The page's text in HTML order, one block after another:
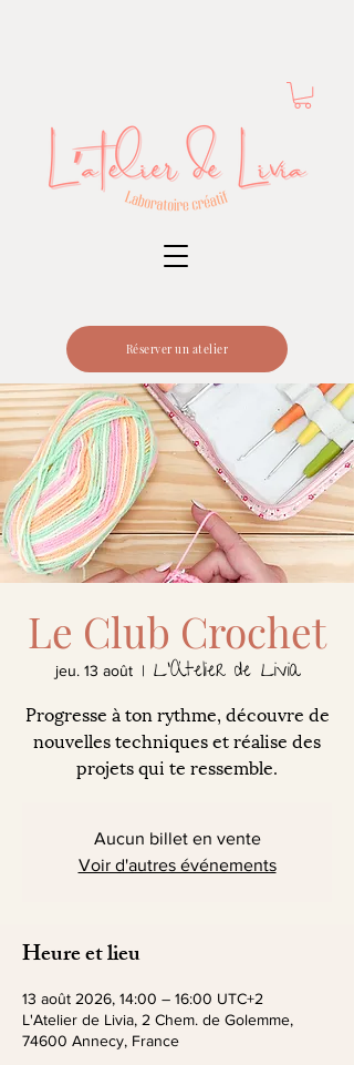
Réserver un atelier
Le Club Crochet
jeu. 13 août
  |
L'Atelier de Livia
Progresse à ton rythme, découvre de
nouvelles techniques et réalise des
projets qui te ressemble.
Aucun billet en vente
Voir d'autres événements
Heure et lieu
13 août 2026, 14:00 – 16:00 UTC+2
L'Atelier de Livia, 2 Chem. de Golemme,
74600 Annecy, France